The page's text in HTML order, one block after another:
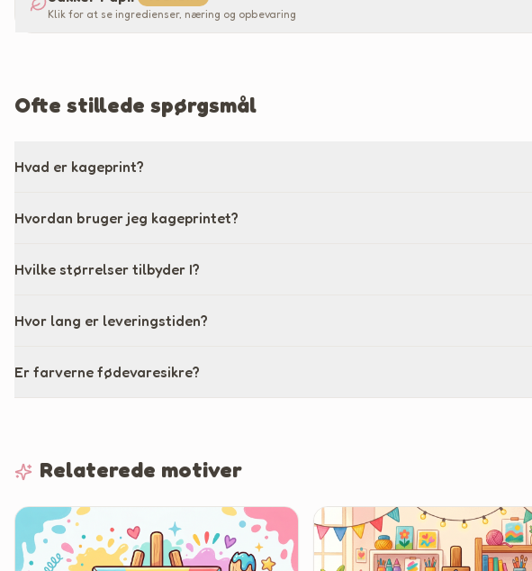
Klik for at se ingredienser, næring og opbevaring
Ofte stillede spørgsmål
Hvad er kageprint?
Hvordan bruger jeg kageprintet?
Hvilke størrelser tilbyder I?
Hvor lang er leveringstiden?
Er farverne fødevaresikre?
Relaterede motiver